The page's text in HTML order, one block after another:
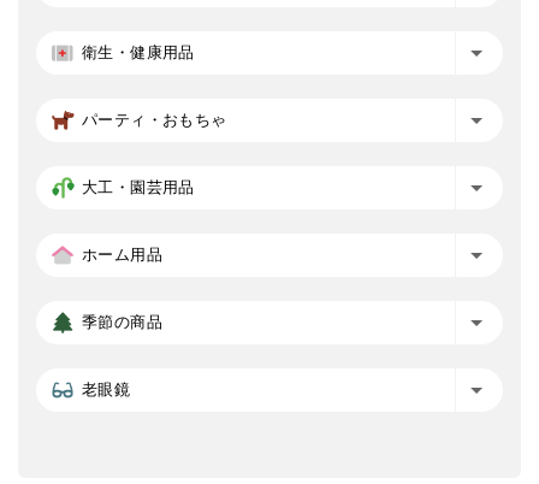
衛生・健康用品
パーティ・おもちゃ
大工・園芸用品
ホーム用品
季節の商品
老眼鏡